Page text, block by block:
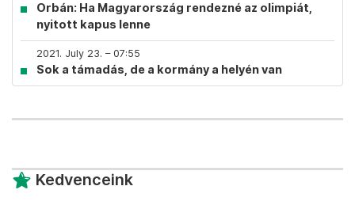
Orbán: Ha Magyarország rendezné az olimpiát,
nyitott kapus lenne
2021. July 23. – 07:55
Sok a támadás, de a kormány a helyén van
Kedvenceink